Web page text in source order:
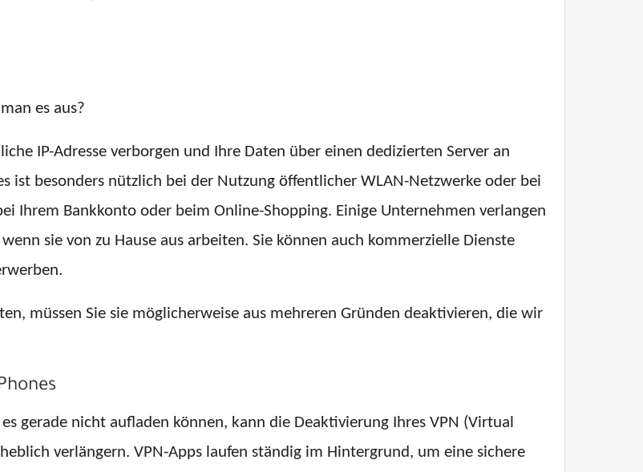
es aus?
IP-Adresse verborgen und Ihre Daten über einen dedizierten Server an
ist besonders nützlich bei der Nutzung öffentlicher WLAN-Netzwerke oder bei
Ihrem Bankkonto oder beim Online-Shopping. Einige Unternehmen verlangen
sie von zu Hause aus arbeiten. Sie können auch kommerzielle Dienste
müssen Sie sie möglicherweise aus mehreren Gründen deaktivieren, die wir
gerade nicht aufladen können, kann die Deaktivierung Ihres VPN (Virtual
verlängern. VPN-Apps laufen ständig im Hintergrund, um eine sichere